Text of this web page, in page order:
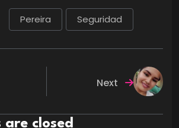
Pereira Seguridad
Next
closed